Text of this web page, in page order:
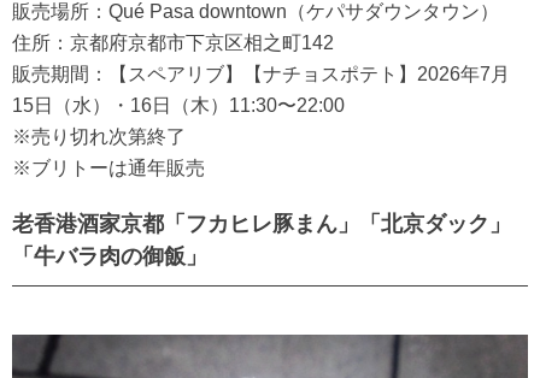
販売場所：Qué Pasa downtown（ケパサダウンタウン）
住所：京都府京都市下京区相之町142
販売期間：【スペアリブ】【ナチョスポテト】2026年7月
15日（水）・16日（木）11:30〜22:00
※売り切れ次第終了
※ブリトーは通年販売
老香港酒家京都「フカヒレ豚まん」「北京ダック」
「牛バラ肉の御飯」